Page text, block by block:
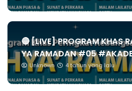
🔴 [LIVE] PROGRAM KHAS
YA RAMADAN #05
Unknown 4 tahun yang lalu